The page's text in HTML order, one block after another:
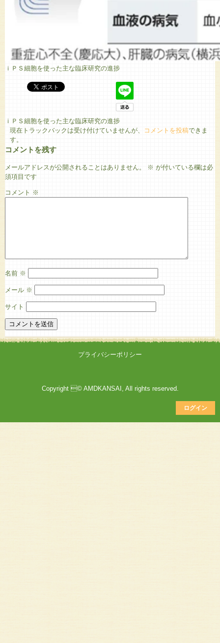
ｉＰＳ細胞を使った主な臨床研究の進捗
ｉＰＳ細胞を使った主な臨床研究の進捗
現在トラックバックは受け付けていませんが、
コメントを投稿できま
す。
コメントを残す
メールアドレスが公開されることはありません。 ※ が付いている欄は必
須項目です
コメント ※
名前 ※
メール ※
サイト
プライバシーポリシー
Copyright © AMDKANSAI, All rights reserved.
ログイン